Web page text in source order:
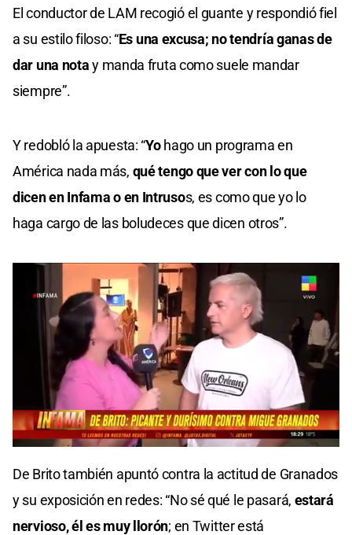
El conductor de LAM recogió el guante y respondió fiel
a su estilo filoso: “Es una excusa; no tendría ganas de
dar una notay manda fruta como suele mandar
siempre”.
Y redobló la apuesta: “Yohago un programa en
América nada más, qué tengo que ver con lo que
dicen en Infama o en Intrusos, es como que yo lo
haga cargo de las boludeces que dicen otros”.
of
seconds
De Brito también apuntó contra la actitud de Granados
y su exposición en redes: “No sé qué le pasará, estará
nervioso, él es muy llorón; en Twitter está